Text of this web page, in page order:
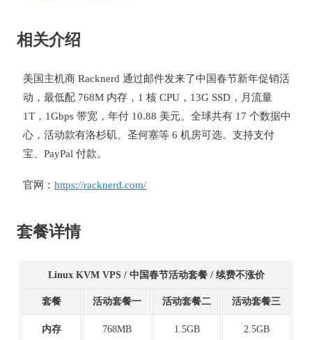
相关介绍
美国主机商 Racknerd 通过邮件发来了中国春节新年促销活
动，最低配 768M 内存，1 核 CPU，13G SSD，月流量
1T，1Gbps 带宽，年付 10.88 美元。全球共有 17 个数据中
心，活动款有洛杉矶、圣何塞等 6 机房可选。支持支付
宝、PayPal 付款。
官网： https://racknerd.com/
套餐详情
Linux KVM VPS / 中国春节活动套餐 / 续费不涨价
套餐 活动套餐一 活动套餐二 活动套餐三
内存 768MB 1.5GB 2.5GB